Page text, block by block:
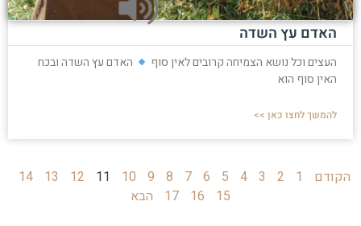
האדם עץ השדה
העצים וכל נושא הצמיחה קרובים לאין סוף
האדם עץ השדה ובכח
האין סוף הוא
להמשך לחצו כאן >>
הקודם 1
2
3
4
5
6
7
8
9
10
11
12
13
14
15
16
17 הבא